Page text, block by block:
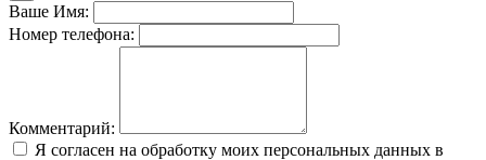
Ваше Имя:
Номер телефона:
Комментарий:
Я согласен на обработку моих персональных данных в